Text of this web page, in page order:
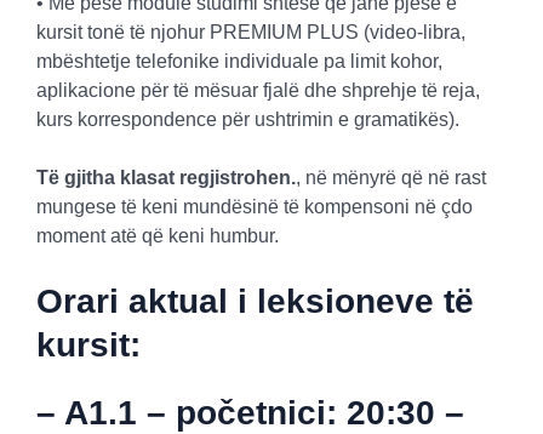
kursit tonë të njohur PREMIUM PLUS (video-libra,
mbështetje telefonike individuale pa limit kohor,
aplikacione për të mësuar fjalë dhe shprehje të reja,
kurs korrespondence për ushtrimin e gramatikës).
Të gjitha klasat regjistrohen., në mënyrë që në rast
mungese të keni mundësinë të kompensoni në çdo
moment atë që keni humbur.
Orari aktual i leksioneve të
kursit:
– A1.1 – početnici: 20:30 –